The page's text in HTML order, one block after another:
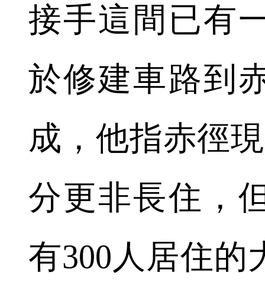
接手這間已有
於修建車路到
成，他指赤徑
分更非長住，
有300人居住的